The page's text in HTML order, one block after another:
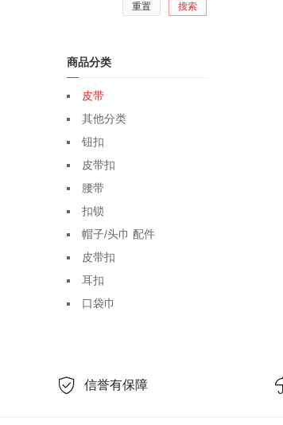
重置 搜索
商品分类
皮带
其他分类
钮扣
皮带扣
腰带
扣锁
帽子/头巾 配件
皮带扣
耳扣
口袋巾